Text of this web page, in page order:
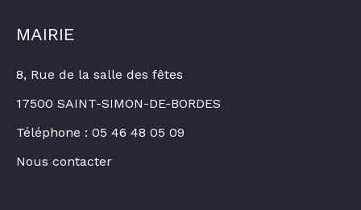
MAIRIE
8, Rue de la salle des fêtes
17500 SAINT-SIMON-DE-BORDES
Téléphone : 05 46 48 05 09
Nous contacter